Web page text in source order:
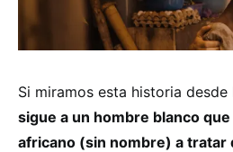
Si miramos esta historia
sigue a un hombre blanco
africano (sin nombre) a tratar